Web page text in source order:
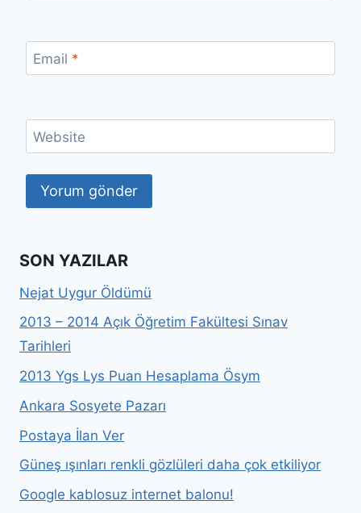
Email *
Website
SON YAZILAR
Nejat Uygur Öldümü
2013 – 2014 Açık Öğretim Fakültesi Sınav
Tarihleri
2013 Ygs Lys Puan Hesaplama Ösym
Ankara Sosyete Pazarı
Postaya İlan Ver
Güneş ışınları renkli gözlüleri daha çok etkiliyor
Google kablosuz internet balonu!